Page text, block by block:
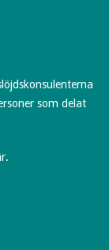
som delat